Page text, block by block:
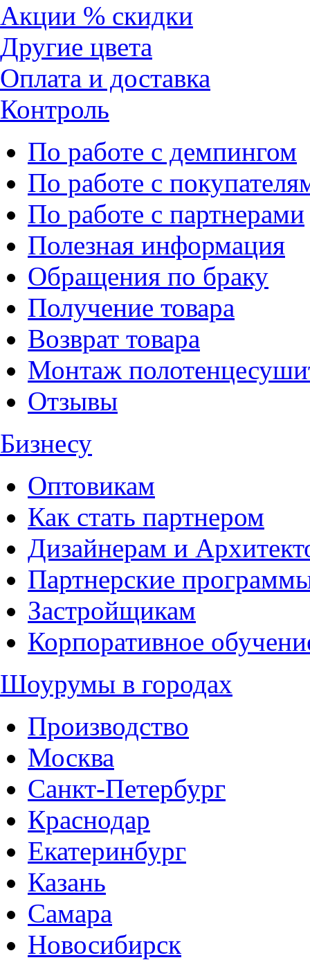
Акции % скидки
Другие цвета
Оплата и доставка
Контроль
По работе с демпингом
По работе с
По работе с партнерами
Полезная информация
Обращения по браку
Получение товара
Возврат товара
Монтаж
Отзывы
Бизнесу
Оптовикам
Как стать партнером
Дизайнерам и
Партнерские
Застройщикам
Корпоративное
Шоурумы в городах
Производство
Москва
Санкт-Петербург
Краснодар
Екатеринбург
Казань
Самара
Новосибирск